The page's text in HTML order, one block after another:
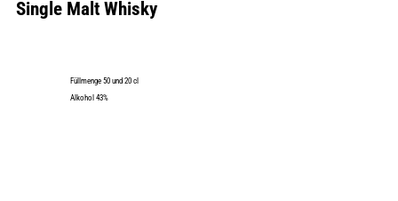
Single Malt Whisky
Füllmenge 50 und 20 cl
Alkohol 43%